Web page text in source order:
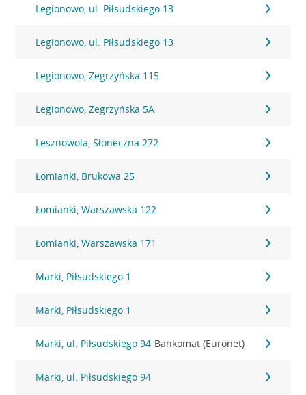
Legionowo, ul. Piłsudskiego 13
Legionowo, ul. Piłsudskiego 13
Legionowo, Zegrzyńska 115
Legionowo, Zegrzyńska 5A
Lesznowola, Słoneczna 272
Łomianki, Brukowa 25
Łomianki, Warszawska 122
Łomianki, Warszawska 171
Marki, Piłsudskiego 1
Marki, Piłsudskiego 1
Marki, ul. Piłsudskiego 94 Bankomat (Euronet)
Marki, ul. Piłsudskiego 94